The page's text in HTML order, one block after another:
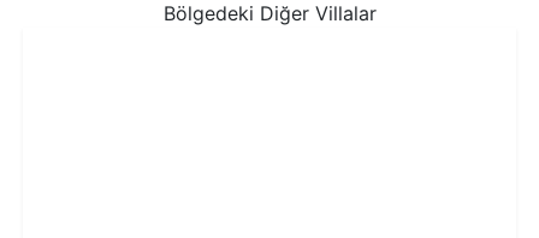
Bölgedeki Diğer Villalar